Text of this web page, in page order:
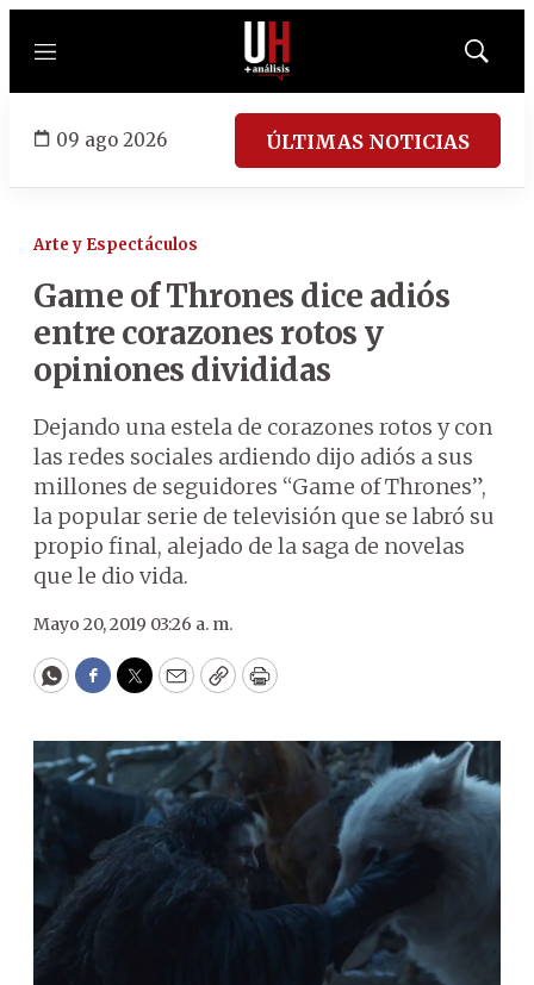
Menú
Mostrar
09 ago 2026 ÚLTIMAS NOTICIAS
Arte y Espectáculos
Game of Thrones dice adiós
entre corazones rotos y
opiniones divididas
Dejando una estela de corazones rotos y con
las redes sociales ardiendo dijo adiós a sus
millones de seguidores “Game of Thrones”,
la popular serie de televisión que se labró su
propio final, alejado de la saga de novelas
que le dio vida.
Mayo 20, 2019 03:26 a. m.
WhatsApp
Facebook
Twitter
EmailCopyPrint